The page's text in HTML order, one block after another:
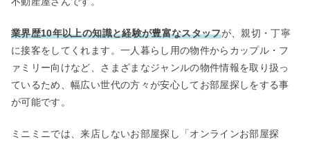
業界歴10年以上の知識と経験が豊富なスタッフが、親切・丁寧
に接客をしてくれます。一人暮らし用の物件からカップル・フ
ァミリー向けなど、さまざまなジャンルの物件情報を取り扱っ
ているため、幅広い世代の方々が安心してお部屋探しをする事
が可能です。
ミニミニでは、来店しないお部屋探し「オンラインお部屋探